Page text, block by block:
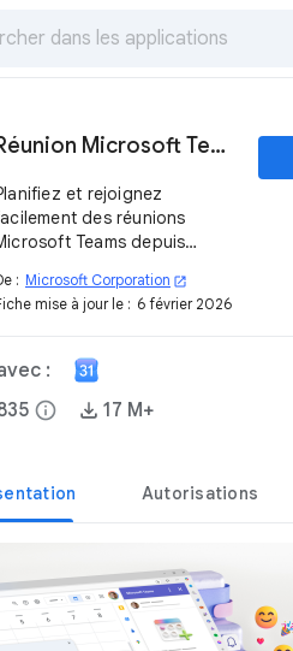
Réunion Microsoft Teams
et rejoignez
des réunions
Teams depuis
votre compte
ou scolaire
: Microsoft Corporation open_in_new
mise à jour le : 6 février 2026
:
info 17 M+
Autorisations